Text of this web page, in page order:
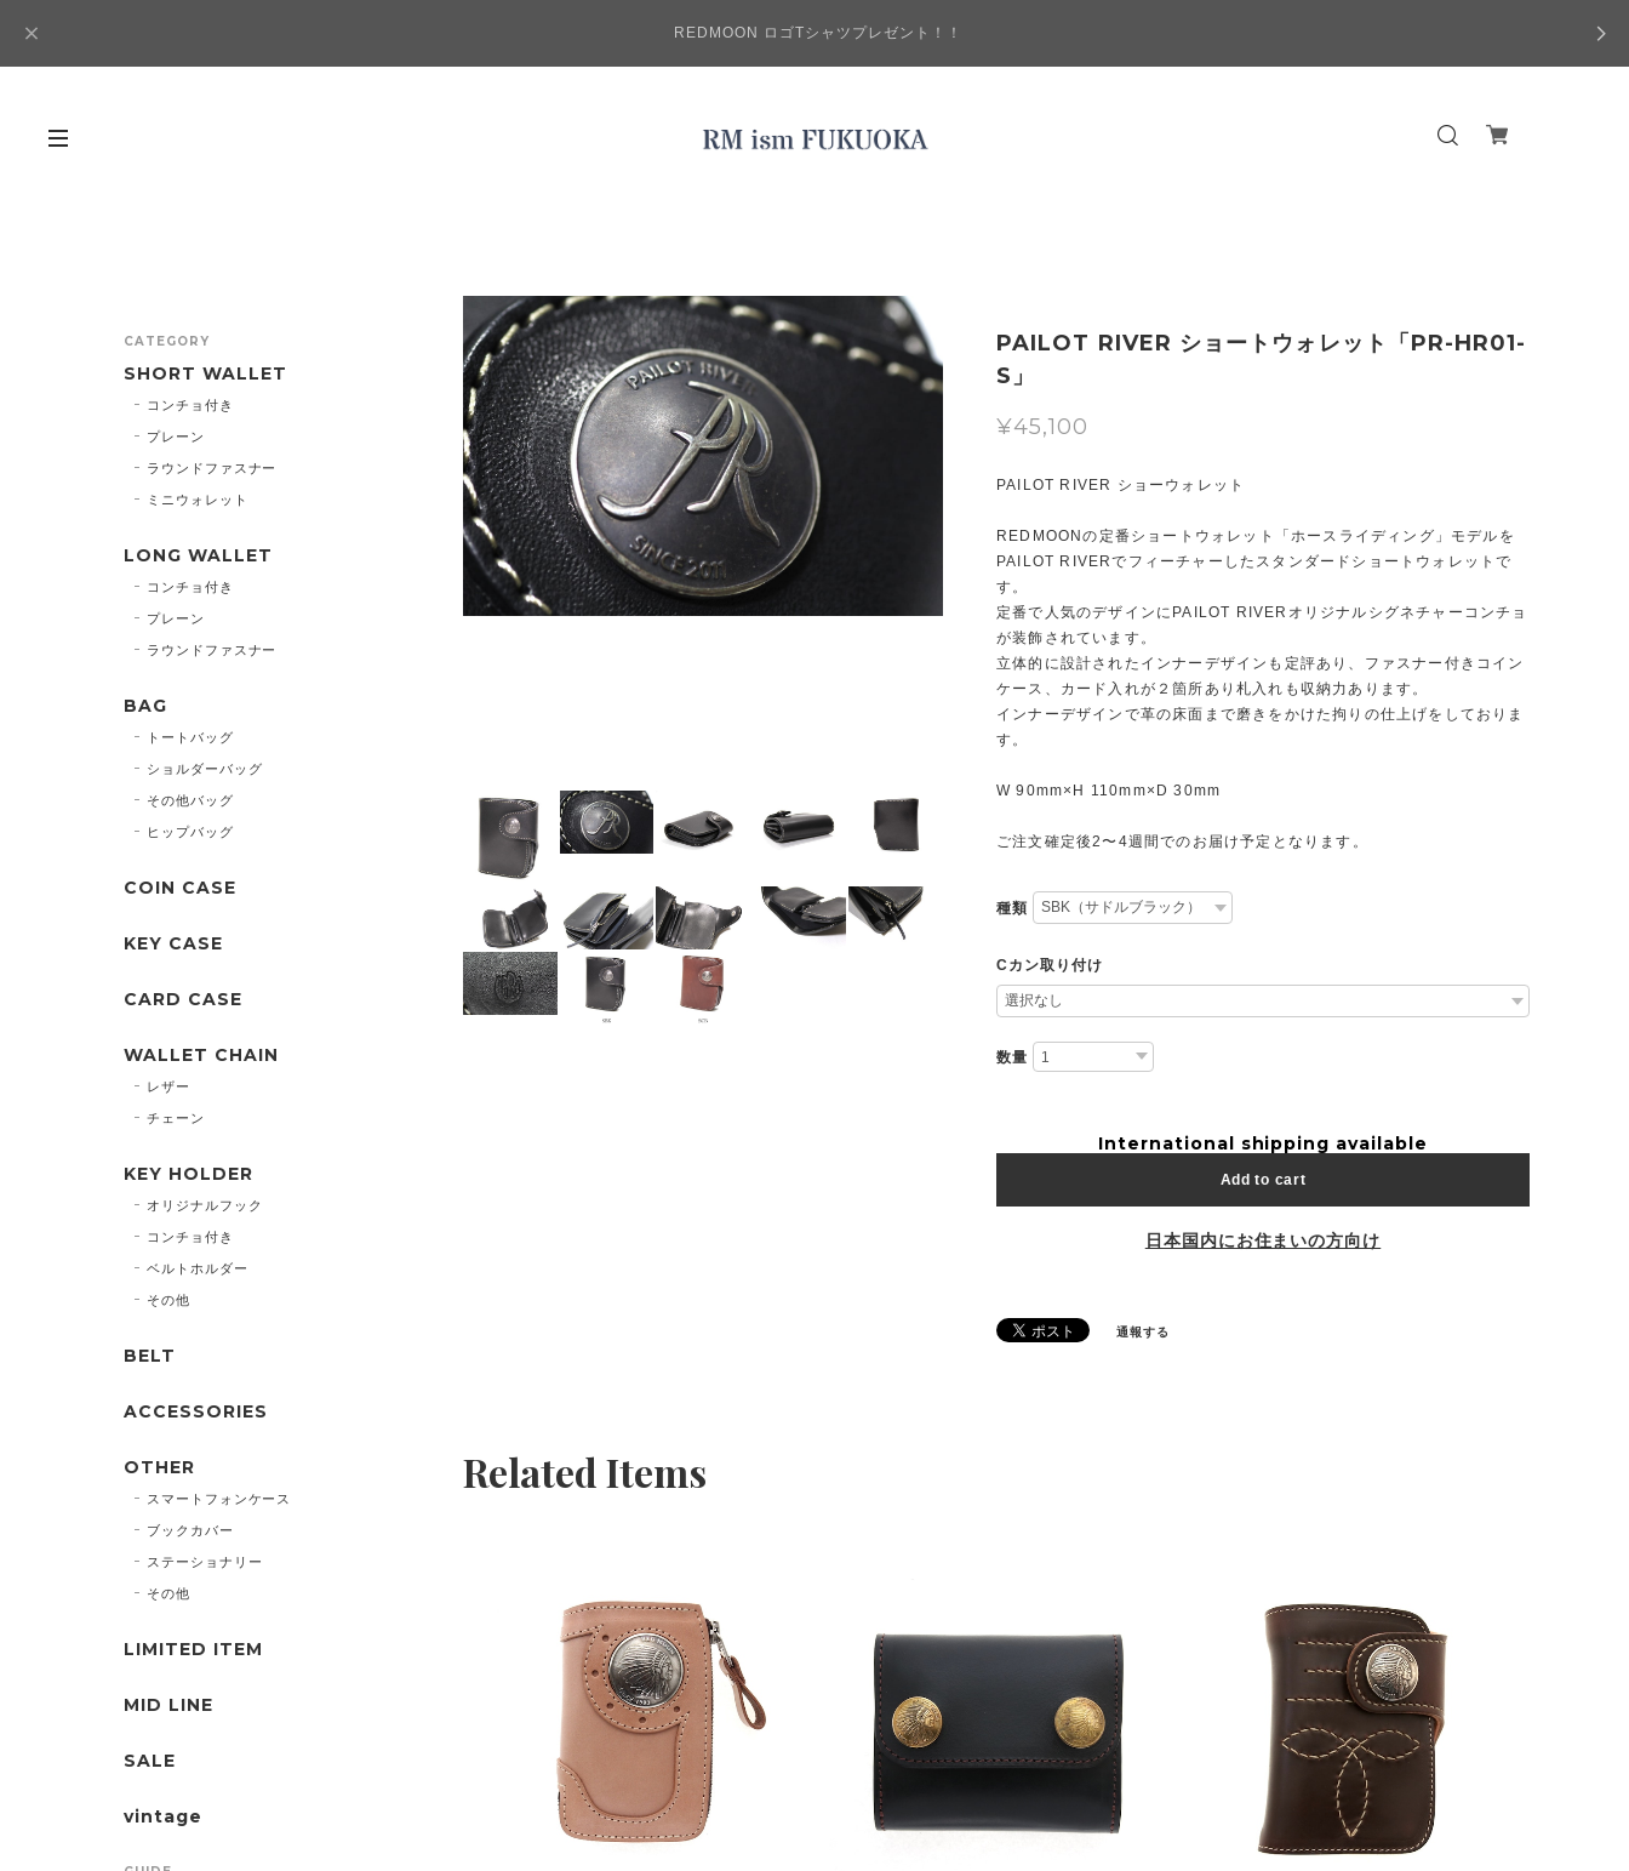
REDMOON ロゴTシャツプレゼント！！
PAILOT RIVER ショートウォレット「PR-HR01-
S」
¥45,100
PAILOT RIVER ショーウォレット
REDMOONの定番ショートウォレット「ホースライディング」モデルを
PAILOT RIVERでフィーチャーしたスタンダードショートウォレットで
す。
定番で人気のデザインにPAILOT RIVERオリジナルシグネチャーコンチョ
が装飾されています。
立体的に設計されたインナーデザインも定評あり、ファスナー付きコイン
ケース、カード入れが２箇所あり札入れも収納力あります。
インナーデザインで革の床面まで磨きをかけた拘りの仕上げをしておりま
す。
W 90mm×H 110mm×D 30mm
ご注文確定後2〜4週間でのお届け予定となります。
種類
Cカン取り付け
数量
International shipping available
Add to cart
日本国内にお住まいの方向け
通報する
Related Items
CATEGORY
SHORT WALLET
コンチョ付き
プレーン
ラウンドファスナー
ミニウォレット
LONG WALLET
コンチョ付き
プレーン
ラウンドファスナー
BAG
トートバッグ
ショルダーバッグ
その他バッグ
ヒップバッグ
COIN CASE
KEY CASE
CARD CASE
WALLET CHAIN
レザー
チェーン
KEY HOLDER
オリジナルフック
コンチョ付き
ベルトホルダー
その他
BELT
ACCESSORIES
OTHER
スマートフォンケース
ブックカバー
ステーショナリー
その他
LIMITED ITEM
MID LINE
SALE
vintage